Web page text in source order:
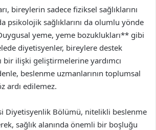
bireylerin sadece fiziksel sağlıklarını
psikolojik sağlıklarını da olumlu yönde
yeme, yeme bozuklukları** gibi
diyetisyenler, bireylere destek
bir ilişki geliştirmelerine yardımcı
beslenme uzmanlarının toplumsal
ardı edilemez.
Diyetisyenlik Bölümü, nitelikli beslenme
sağlık alanında önemli bir boşluğu